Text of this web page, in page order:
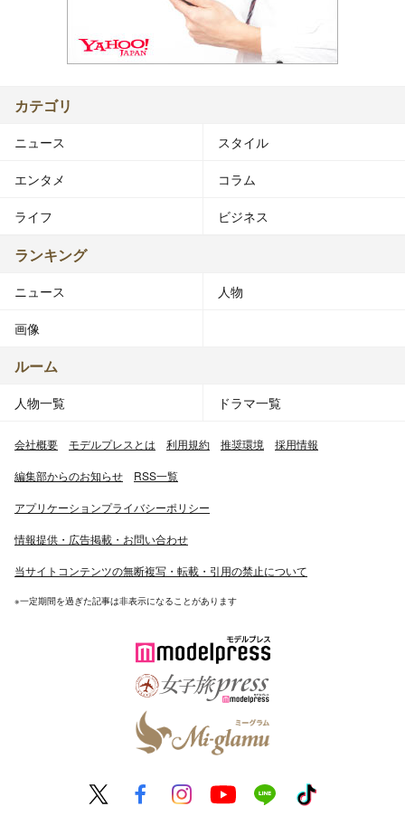
カテゴリ
ニュース スタイル
エンタメ コラム
ライフ ビジネス
ランキング
ニュース 人物
画像
ルーム
人物一覧 ドラマ一覧
会社概要 モデルプレスとは 利用規約 推奨環境 採用情報
編集部からのお知らせ RSS一覧
アプリケーションプライバシーポリシー
情報提供・広告掲載・お問い合わせ
当サイトコンテンツの無断複写・転載・引用の禁止について
※一定期間を過ぎた記事は非表示になることがあります